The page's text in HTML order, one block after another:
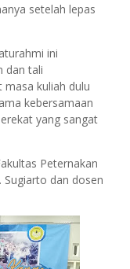
setelah lepas
ini
dan tali
masa kuliah dulu
kebersamaan
yang sangat
Peternakan
dan dosen